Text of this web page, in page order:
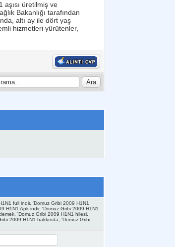
aşısı üretilmiş ve
Bakanlığı tarafından
altı ay ile dört yaş
hizmetleri yürütenler,
full indir, 'Domuz Gribi 2009 H1N1
H1N1 Apk indir, 'Domuz Gribi 2009 H1N1
'Domuz Gribi 2009 H1N1 hilesi,
2009 H1N1 hakkında, 'Domuz Gribi